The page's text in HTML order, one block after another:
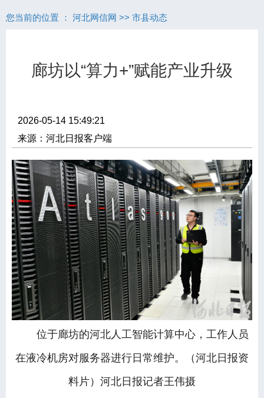
您当前的位置 ： 河北网信网 >> 市县动态
廊坊以“算力+”赋能产业升级
2026-05-14 15:49:21
来源：河北日报客户端
位于廊坊的河北人工智能计算中心，工作人员
在液冷机房对服务器进行日常维护。（河北日报资
料片）河北日报记者王伟摄